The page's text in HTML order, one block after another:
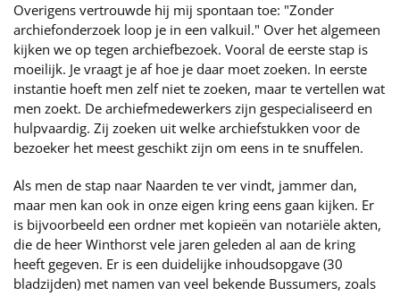
Overigens vertrouwde hij mij spontaan toe: "Zonder
archiefonderzoek loop je in een valkuil." Over het algemeen
kijken we op tegen archiefbezoek. Vooral de eerste stap is
moeilijk. Je vraagt je af hoe je daar moet zoeken. In eerste
instantie hoeft men zelf niet te zoeken, maar te vertellen wat
men zoekt. De archiefmedewerkers zijn gespecialiseerd en
hulpvaardig. Zij zoeken uit welke archiefstukken voor de
bezoeker het meest geschikt zijn om eens in te snuffelen.
Als men de stap naar Naarden te ver vindt, jammer dan,
maar men kan ook in onze eigen kring eens gaan kijken. Er
is bijvoorbeeld een ordner met kopieën van notariële akten,
die de heer Winthorst vele jaren geleden al aan de kring
heeft gegeven. Er is een duidelijke inhoudsopgave (30
bladzijden) met namen van veel bekende Bussumers, zoals